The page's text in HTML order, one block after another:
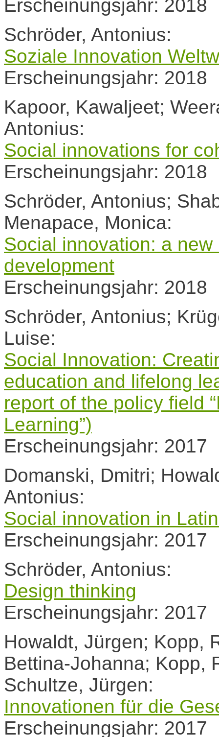
Erscheinungsjahr: 2018
Schröder, Antonius:
Soziale Innovation
Erscheinungsjahr: 2018
Kapoor, Kawaljeet;
Antonius:
Social innovations for
Erscheinungsjahr: 2018
Schröder, Antonius;
Menapace, Monica:
Social innovation: a
development
Erscheinungsjahr: 2018
Schröder, Antonius;
Luise:
Social Innovation:
education and lifelong
report of the policy field
Learning”)
Erscheinungsjahr: 2017
Domanski, Dmitri;
Antonius:
Social innovation in
Erscheinungsjahr: 2017
Schröder, Antonius:
Design thinking
Erscheinungsjahr: 2017
Howaldt, Jürgen; Kopp,
Bettina-Johanna; Kopp,
Schultze, Jürgen:
Innovationen für die
Erscheinungsjahr: 2017